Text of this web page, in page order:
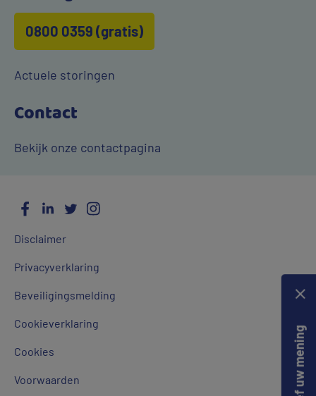
Geef uw mening
0800 0359 (gratis)
Actuele storingen
Contact
Bekijk onze contactpagina
Algemene
Disclaimer
Privacyverklaring
Beveiligingsmelding
Cookieverklaring
Cookies
Voorwaarden
Social
Media
Facebook
LinkedInTwitter